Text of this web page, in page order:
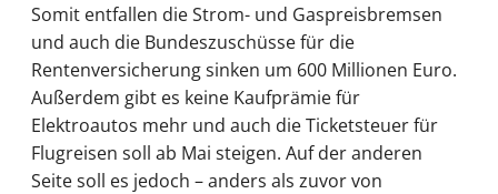
Somit entfallen die Strom- und Gaspreisbremsen
und auch die Bundeszuschüsse für die
Rentenversicherung sinken um 600 Millionen Euro.
Außerdem gibt es keine Kaufprämie für
Elektroautos mehr und auch die Ticketsteuer für
Flugreisen soll ab Mai steigen. Auf der anderen
Seite soll es jedoch – anders als zuvor von